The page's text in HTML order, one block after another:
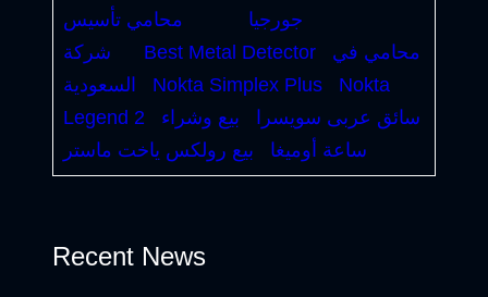
جورجيا
محامي تأسيس
شركة
Best Metal Detector
محامي في
السعودية
Nokta Simplex Plus
Nokta
Legend 2
سائق عربى سويسرا
بيع وشراء
ساعة أوميغا
بيع رولكس ياخت ماستر
Recent News